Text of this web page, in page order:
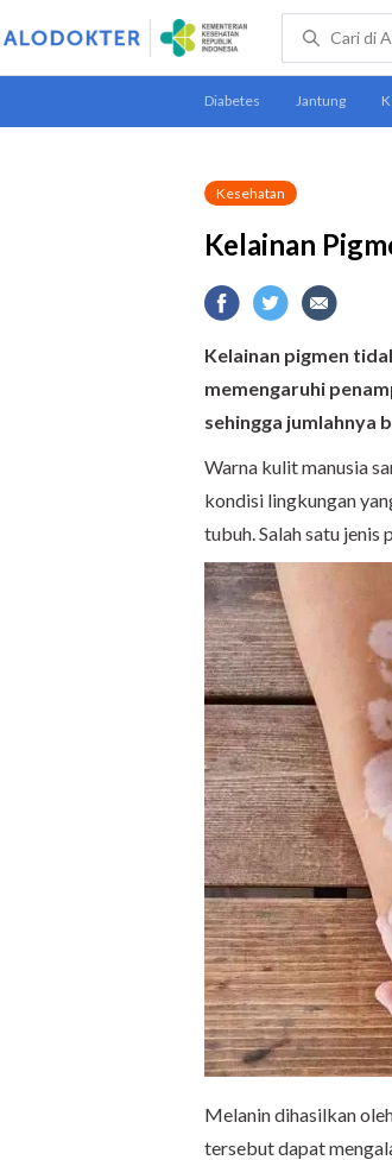
Kesehatan
Kelainan
Kelainan pigmen
memengaruhi
sehingga jumlahnya
Warna kulit manusia
kondisi lingkungan
tubuh. Salah satu
Melanin dihasilkan
tersebut dapat